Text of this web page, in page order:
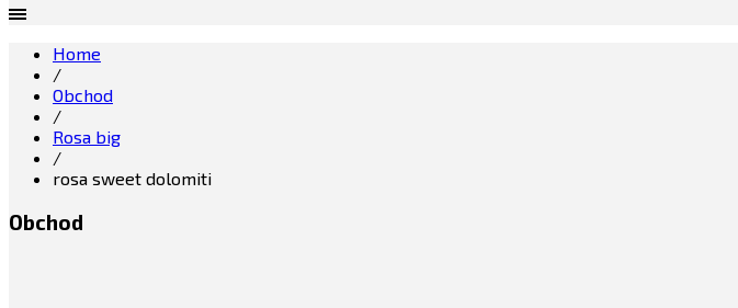
Home
/
Obchod
/
Rosa big
/
rosa sweet dolomiti
Obchod